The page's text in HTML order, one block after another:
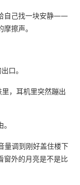
自己找一块安静——
擦声。
口。
，耳机里突然蹦出
量调到刚好盖住楼下
窗外的月亮是不是比